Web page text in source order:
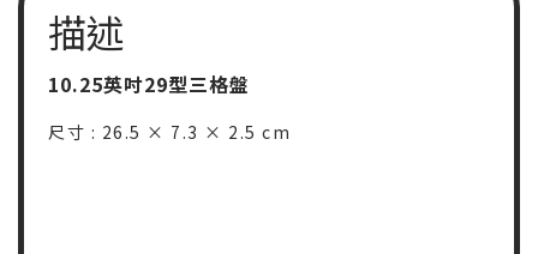
描述
10.25英吋29型三格盤
尺寸 : 26.5 × 7.3 × 2.5 cm